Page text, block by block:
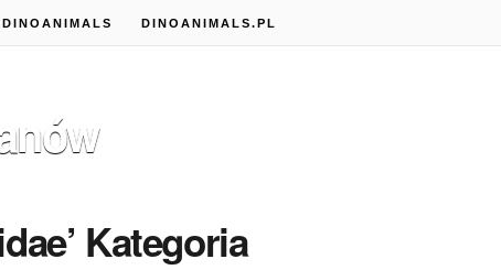
DINOANIMALS.PL
Kategoria